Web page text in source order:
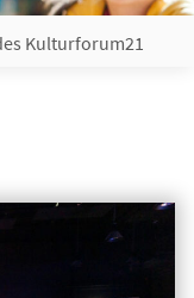
Kulturforum21